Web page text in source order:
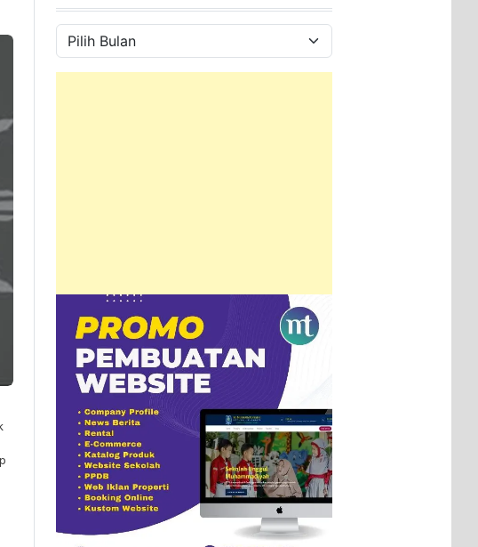
Arsip